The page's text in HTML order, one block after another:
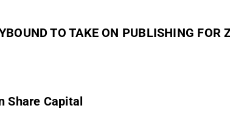
TO TAKE ON PUBLISHING FOR
Share Capital